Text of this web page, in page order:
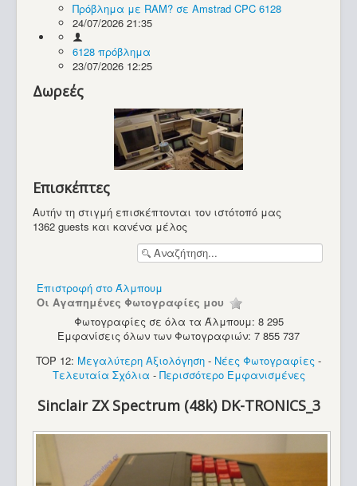
Υπολογιστές
Πρόβλημα με RAM? σε Amstrad CPC 6128
24/07/2026 21:35
6128 πρόβλημα
23/07/2026 12:25
Δωρεές
Επισκέπτες
Αυτήν τη στιγμή επισκέπτονται τον ιστότοπό μας
1362 guests και κανένα μέλος
Επιστροφή στο Άλμπουμ
Οι Αγαπημένες Φωτογραφίες μου
Φωτογραφίες σε όλα τα Άλμπουμ: 8 295
Εμφανίσεις όλων των Φωτογραφιών: 7 855 737
TOP 12: Μεγαλύτερη Αξιολόγηση - Νέες Φωτογραφίες -
Τελευταία Σχόλια - Περισσότερο Εμφανισμένες
Sinclair ZX Spectrum (48k) DK-TRONICS_3